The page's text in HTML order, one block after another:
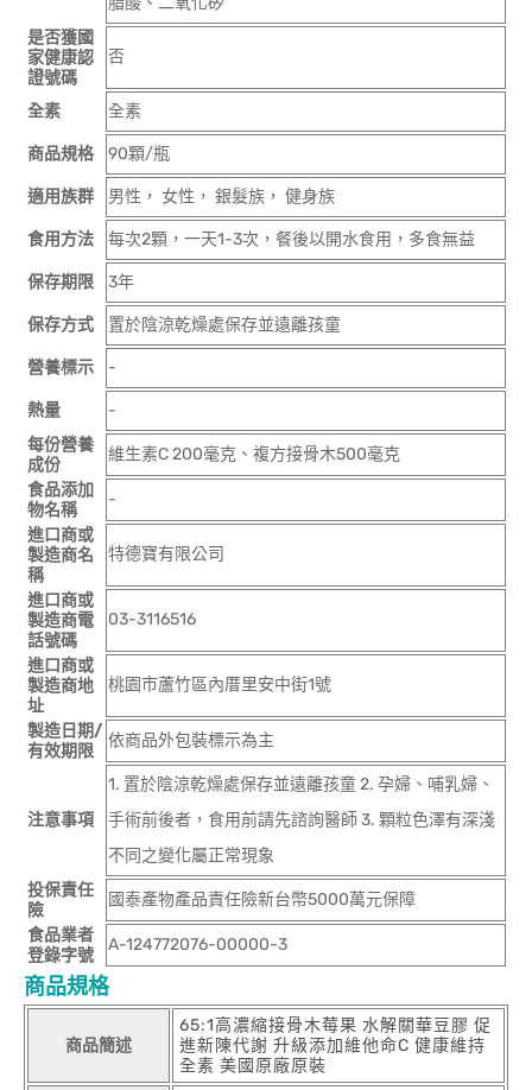
是否獲國
家健康認
證號碼
否
全素 全素
商品規格 90顆/瓶
適用族群 男性， 女性， 銀髮族， 健身族
食用方法 每次2顆，一天1-3次，餐後以開水食用，多食無益
保存期限 3年
保存方式 置於陰涼乾燥處保存並遠離孩童
營養標示 -
熱量
-
每份營養
成份
維生素C 200毫克、複方接骨木500毫克
食品添加
物名稱
-
進口商或
製造商名
稱
特德寶有限公司
進口商或
製造商電
話號碼
03-3116516
進口商或
製造商地
址
桃園市蘆竹區內厝里安中街1號
製造日期/
有效期限
依商品外包裝標示為主
注意事項
1. 置於陰涼乾燥處保存並遠離孩童 2. 孕婦、哺乳婦、
手術前後者，食用前請先諮詢醫師 3. 顆粒色澤有深淺
不同之變化屬正常現象
投保責任
險
國泰產物產品責任險新台幣5000萬元保障
食品業者
登錄字號
A-124772076-00000-3
商品規格
商品簡述
65:1高濃縮接骨木莓果 水解關華豆膠 促
進新陳代謝 升級添加維他命C 健康維持
全素 美國原廠原裝